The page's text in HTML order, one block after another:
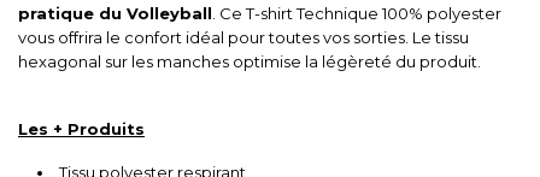
pratique du Volleyball . Ce T-shirt Technique 100% polyester
vous offrira le confort idéal pour toutes vos sorties. Le tissu
hexagonal sur les manches optimise la légèreté du produit.
Les + Produits
Tissu polyester respirant